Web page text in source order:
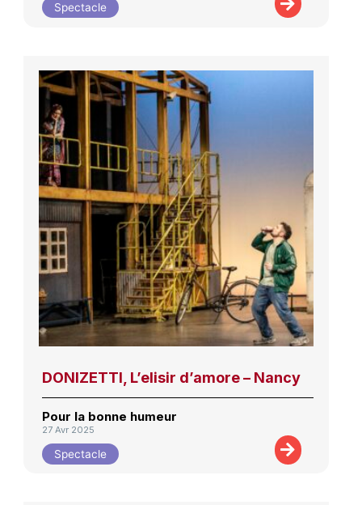
Spectacle
DONIZETTI, L’elisir d’amore – Nancy
Pour la bonne humeur
27 Avr 2025
Spectacle